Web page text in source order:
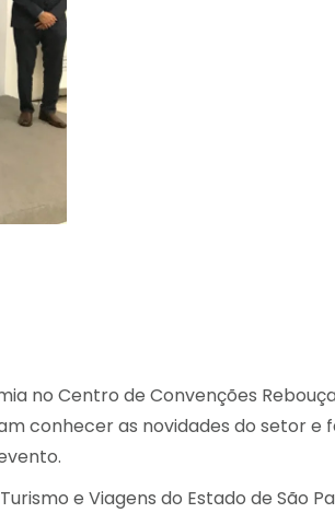
no Centro de Convenções
conhecer as novidades do setor e
e Viagens do Estado de São